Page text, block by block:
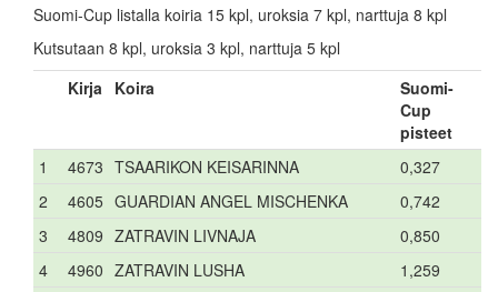
Suomi-Cup listalla koiria 15 kpl, uroksia 7 kpl, narttuja 8 kpl
Kutsutaan 8 kpl, uroksia 3 kpl, narttuja 5 kpl
Kirja Koira
Suomi-
Cup
pisteet
1
4673 TSAARIKON KEISARINNA
0,327
2
4605 GUARDIAN ANGEL MISCHENKA
0,742
3
4809 ZATRAVIN LIVNAJA
0,850
4
4960 ZATRAVIN LUSHA
1,259